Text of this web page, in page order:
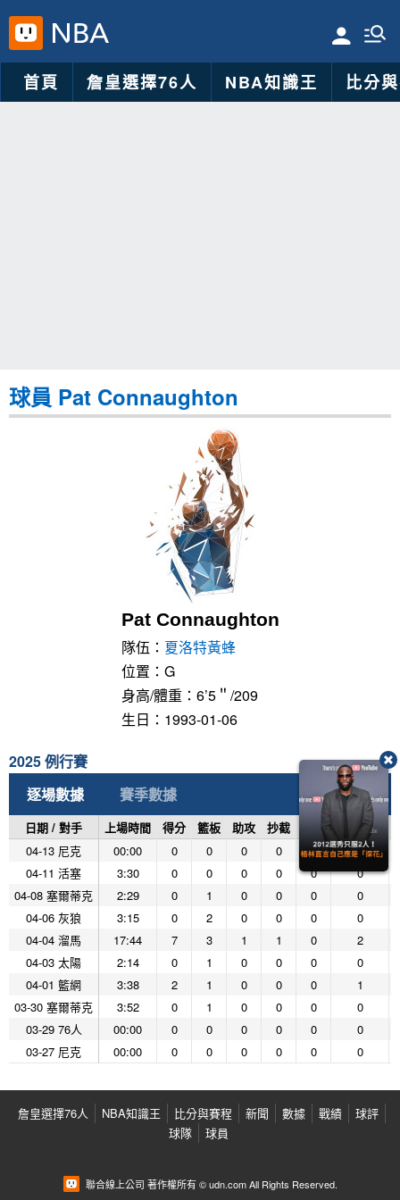
首頁 詹皇選擇76人 NBA知識王 比分
球員 Pat Connaughton
Pat Connaughton
隊伍： 夏洛特黃蜂
位置：G
身高/體重：6’5＂/209
生日：1993-01-06
2025 例行賽
逐場數據
賽季數據
日期 / 對手 上場時間 得分 籃板 助攻 抄截 阻攻 投籃命中
04-13 尼克
00:00 0 0 0 0 0
0
04-11 活塞
3:30 0 0 0 0 0
0
04-08 塞爾蒂克
2:29 0 1 0 0 0
0
04-06 灰狼
3:15 0 2 0 0 0
0
04-04 溜馬
17:44 7 3 1 1 0
2
04-03 太陽
2:14 0 1 0 0 0
0
04-01 籃網
3:38 2 1 0 0 0
1
03-30 塞爾蒂克
3:52 0 1 0 0 0
0
03-29 76人
00:00 0 0 0 0 0
0
03-27 尼克
00:00 0 0 0 0 0 0
詹皇選擇76人 NBA知識王 比分與賽程 新聞 數據 戰績
球評
球隊
球員
聯合線上公司 著作權所有 © udn.com All Rights Reserved.